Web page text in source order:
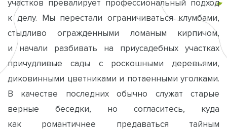
участков превалирует профессиональный подход
к делу. Мы перестали ограничиваться клумбами,
стыдливо огражденными ломаным кирпичом,
и начали разбивать на приусадебных участках
причудливые сады с роскошными деревьями,
диковинными цветниками и потаенными уголками.
В качестве последних обычно служат старые
верные беседки, но согласитесь, куда
как романтичнее предаваться тайным